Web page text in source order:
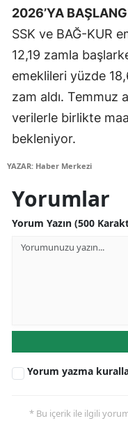
2026’YA
SSK ve BAĞ-KUR
12,19 zamla
emeklileri yüzde
zam aldı. Temmuz
verilerle birlikte
bekleniyor.
YAZAR: Haber Merkezi
Yorumlar
Yorum Yazın (500
Yorum yazma
* Bu içerik ile ilgili